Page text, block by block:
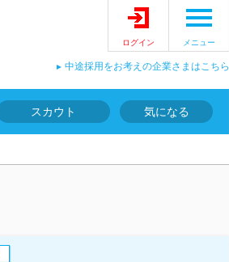
ログイン メニュー
中途採用をお考えの企業さまはこちら
スカウト 気になる